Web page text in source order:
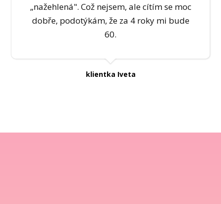
„nažehlená". Což nejsem, ale cítím se moc
dobře, podotýkám, že za 4 roky mi bude
60.
klientka Iveta